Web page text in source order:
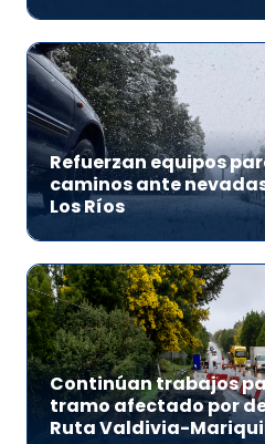
Refuerzan equipos
caminos ante
Los Ríos
Continúan trabajos
tramo afectado por
Ruta Valdivia-